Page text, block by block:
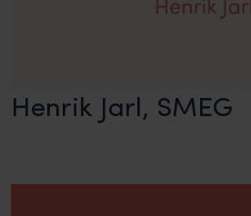
Henrik Jarl, SMEG